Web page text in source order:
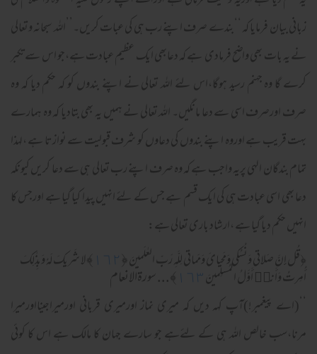
زبانی بیان فرمایا کہ ‘‘بندے صرف اپنے رب ہی کی عبات کریں۔’’اللہ سبحانہ وتعالی
نے یہ بات بھی واضح فرمادی ہے کہ دعابھی ایک عظیم عبادت ہے،جو اس سے تکبر
کرے گا وہ جہنم رسید ہوگا،اس لئے اللہ تعالی نے اپنے بندوں کو کہ حکم دیا کہ وہ
صرف اورصرف اسی سے دعا مانگیں۔ اللہ تعالی نے ہمیں یہ بھی بتادیا کہ وہ ہمارے
بہت قریب ہے اوروہ اپنے بندوں کی دعاوں کو شرف قبولیت سے نوازتا ہے ،لہذا
تمام بندگان الہی پریہ واجب ہے کہ وہ صرف اپنے رب تعالی ہی سے دعا کریں کیونکہ
دعا بھی اسی عبادت ہی کی ایک قسم ہے جس کے لئے انہیں پیدا کیا گیا ہے اورجس کا
انہیں حکم دیا گیا ہے ،ارشاد باری تعالی ہے:
قُل إِنَّ صَلاتى وَنُسُكى وَمَحياىَ وَمَماتى لِلَّهِ رَ‌بِّ العـٰلَمينَ ١٦٢ لا شَر‌يكَ لَهُ وَبِذ‌ٰلِكَ
أُمِر‌تُ وَأَنا۠ أَوَّلُ المُسلِمينَ١٦٣ ﴾... سورةالانعام
‘‘(اے پیغمبر!)آپ کہہ دیں کہ میری نماز اورمیری قربانی اورمیراجینااورمیرا
مرنا،سب خالص اللہ ہی کے لئےہے جو سارے جہان کا مالک ہے اس کا کوئی